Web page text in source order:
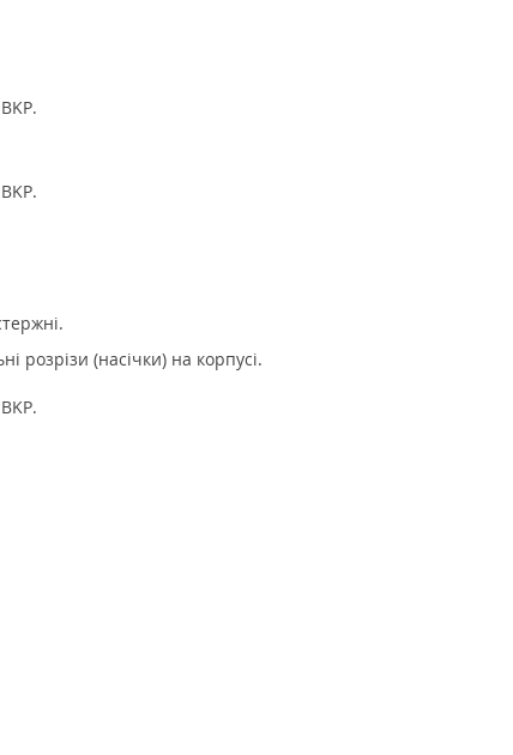
розрізи (насічки) на корпусі.